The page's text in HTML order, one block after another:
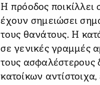
Η πρόοδος
έχουν σημειώσει
τους θανάτους. Η
σε γενικές γραμμές
τους ασφαλέστερους
κατοίκων